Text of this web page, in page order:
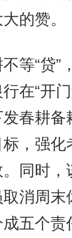
的赞。
“贷”
在“开
春耕备
，强
同时，
消周
五个